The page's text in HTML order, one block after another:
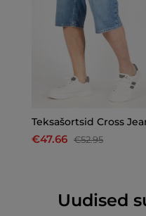
Teksašortsid Cross
€47.66 €52.95
Uudised